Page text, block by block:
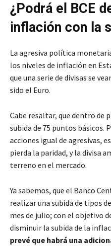
¿Podrá el BCE
inflación con la
La agresiva política
los niveles de inflación en
que una serie de divisas se
sido el Euro.
Cabe resaltar, que dentro de
subida de 75 puntos básicos.
acciones igual de agresivas,
pierda la paridad, y la divisa
terreno en el mercado.
Ya sabemos, que el Banco
realizar una subida de tipos
mes de julio; con el objetivo
disminuir la subida de la
prevé que habrá una